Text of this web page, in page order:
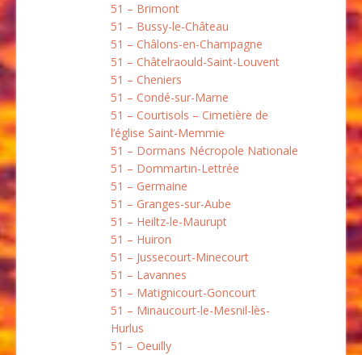
51 – Brimont
51 – Bussy-le-Château
51 – Châlons-en-Champagne
51 – Châtelraould-Saint-Louvent
51 – Cheniers
51 – Condé-sur-Marne
51 – Courtisols – Cimetière de
l’église Saint-Memmie
51 – Dormans Nécropole Nationale
51 – Dommartin-Lettrée
51 – Germaine
51 – Granges-sur-Aube
51 – Heiltz-le-Maurupt
51 – Huiron
51 – Jussecourt-Minecourt
51 – Lavannes
51 – Matignicourt-Goncourt
51 – Minaucourt-le-Mesnil-lès-
Hurlus
51 – Oeuilly